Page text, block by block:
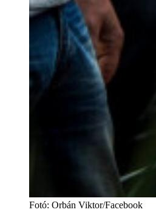
Fotó: Orbán Viktor/Facebook